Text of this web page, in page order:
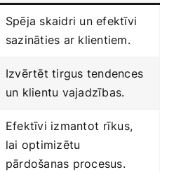
Spēja ‌skaidri un efektīvi
sazināties ar klientiem.
Izvērtēt ‍tirgus tendences
un klientu vajadzības.
Efektīvi izmantot ⁢rīkus,
lai optimizētu
pārdošanas procesus.